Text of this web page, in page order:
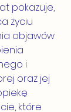
pokazuje,
życiu
objawów
i
oraz jej
które